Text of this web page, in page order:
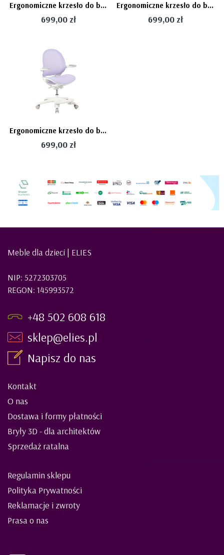
Ergonomiczne krzesło do biurka dla dziecka niebieskie XD 03 fotel z siateczką, podłokietnikami i podnóżkiem obrotowy
699,00 zł
Ergonomiczne krzesło do biurka dla dziecka różowe XD 03 fotel z siateczką, podłokietnikami i podnóżkiem obrotowy
699,00 zł
Ergonomiczne krzesło do biurka dla dziecka fioletowe XD 03 fotel z siateczką, podłokietnikami i podnóżkiem obrotowy
699,00 zł
Meble dla dzieci | ELIES
NIP: 5272303705
REGON: 145993572
+48 502 608 618
sklep@elies.pl
Napisz do nas
Kontakt
O nas
Dostawa i formy płatności
Bryły 3D - dla architektów
Sprzedaż ratalna
Regulamin sklepu
Polityka Prywatności
Reklamacje i zwroty
Prasa o nas